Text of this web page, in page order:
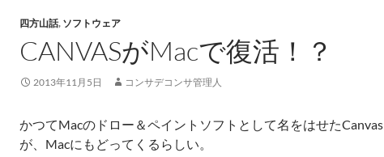
四方山話, ソフトウェア
CANVASがMacで復活！？
2013年11月5日 コンサデコンサ管理人
かつてMacのドロー＆ペイントソフトとして名をはせたCanvas
が、Macにもどってくるらしい。